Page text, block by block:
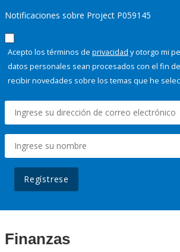
Notificaciones sobre Project P059145
Acepto los términos de privacidad y otorgo mi
datos personales sean procesados con el fin
recibir novedades sobre los temas que he
Regístrese
Finanzas